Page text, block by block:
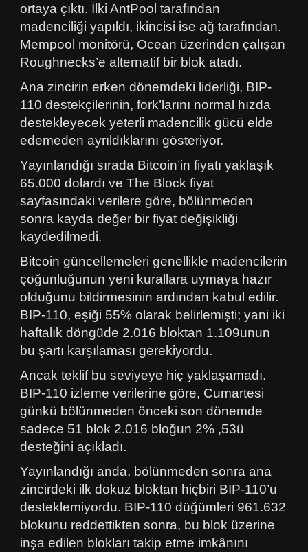
ortaya çıktı. İlki AntPool tarafından
madenciliği yapıldı, ikincisi ise ağ tarafından.
Mempool monitörü, Ocean üzerinden çalışan
Roughnecks’e alternatif bir blok atadı.
Ana zincirin erken dönemdeki liderliği, BIP-
110 destekçilerinin, fork’larını normal hızda
destekleyecek yeterli madencilik gücü elde
edemeden ayrıldıklarını gösteriyor.
Yayınlandığı sırada Bitcoin’in fiyatı yaklaşık
65.000 dolardı ve The Block fiyat
sayfasındaki verilere göre, bölünmeden
sonra kayda değer bir fiyat değişikliği
kaydedilmedi.
Bitcoin güncellemeleri genellikle madencilerin
çoğunluğunun yeni kurallara uymaya hazır
olduğunu bildirmesinin ardından kabul edilir.
BIP-110, eşiği 55% olarak belirlemişti; yani iki
haftalık döngüde 2.016 bloktan 1.109unun
bu şartı karşılaması gerekiyordu.
Ancak teklif bu seviyeye hiç yaklaşamadı.
BIP-110 izleme verilerine göre, Cumartesi
günkü bölünmeden önceki son dönemde
sadece 51 blok 2.016 bloğun 2% ,53ü
desteğini açıkladı.
Yayınlandığı anda, bölünmeden sonra ana
zincirdeki ilk dokuz bloktan hiçbiri BIP-110’u
desteklemiyordu. BIP-110 düğümleri 961.632
blokunu reddettikten sonra, bu blok üzerine
inşa edilen blokları takip etme imkânını